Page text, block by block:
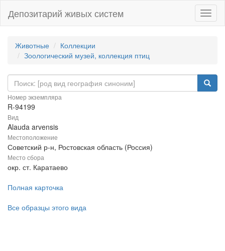
Депозитарий живых систем
Животные
Коллекции
Зоологический музей, коллекция птиц
Номер экземпляра
R-94199
Вид
Alauda arvensis
Местоположение
Советский р-н, Ростовская область (Россия)
Место сбора
окр. ст. Каратаево
Полная карточка
Все образцы этого вида